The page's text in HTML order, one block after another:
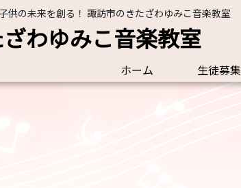
供の未来を創る！ 諏訪市のきたざわゆみこ音楽教室
ざわゆみこ音楽教室
ホーム 生徒募集